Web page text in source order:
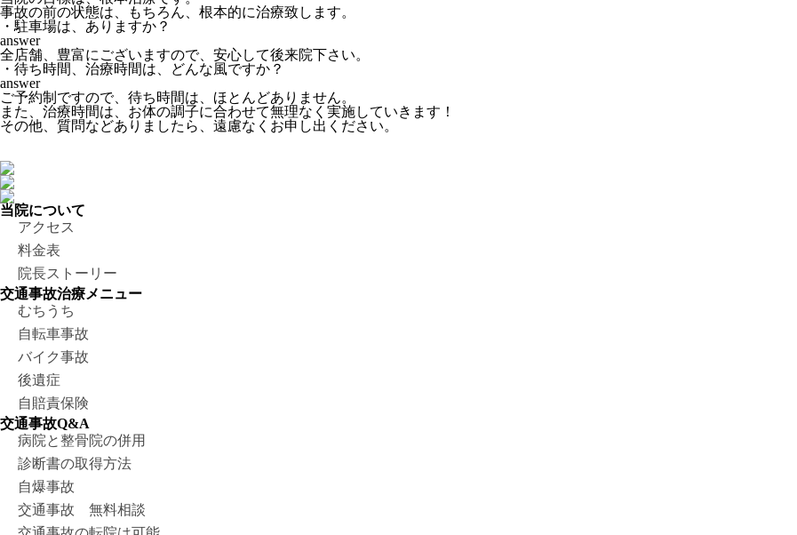
事故の前の状態は、もちろん、根本的に治療致します。
・駐車場は、ありますか？
answer
全店舗、豊富にございますので、安心して後来院下さい。
・待ち時間、治療時間は、どんな風ですか？
answer
ご予約制ですので、待ち時間は、ほとんどありません。
また、治療時間は、お体の調子に合わせて無理なく実施していきます！
その他、質問などありましたら、遠慮なくお申し出ください。
当院について
アクセス
料金表
院長ストーリー
交通事故治療メニュー
むちうち
自転車事故
バイク事故
後遺症
自賠責保険
交通事故Q&A
病院と整骨院の併用
診断書の取得方法
自爆事故
交通事故 無料相談